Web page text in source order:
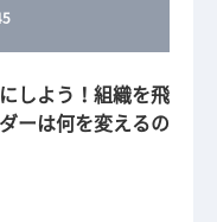
しよう！組織を飛
ーは何を変えるの